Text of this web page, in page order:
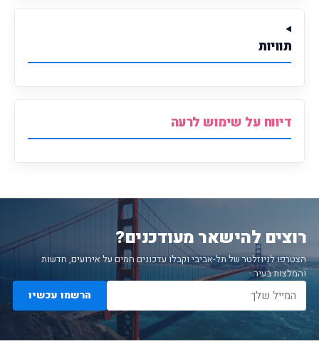
תוויות
דיווח על שימוש לרעה
רוצים להישאר מעודכנים?
הצטרפו לניוזלטר של תל-אביבי וקבלו עדכונים חמים על אירועים, חדשות
והמלצות בעיר.
הרשמו עכשיו